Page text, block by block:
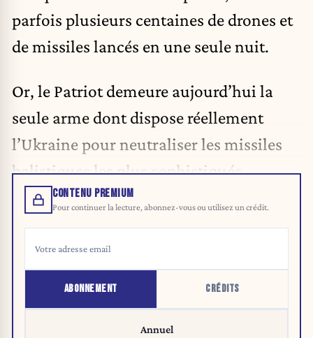
parfois plusieurs centaines de drones et
de missiles lancés en une seule nuit.
Or, le Patriot demeure aujourd’hui la
seule arme dont dispose réellement
l’Ukraine pour neutraliser les missiles
balistiques les plus sophistiqués.
CONTENU PREMIUM
Pour continuer la lecture, abonnez-vous ou utilisez un crédit.
ABONNEMENT CRÉDITS
Annuel